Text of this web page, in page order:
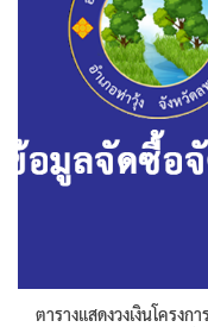
ตารางแสดงวงเงินโครง